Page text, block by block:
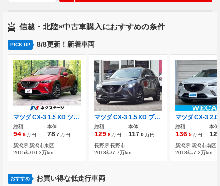
信越・北陸×中古車購入におすすめの条件
PICK UP 8/8更新！新着車両
マツダ CX-3 1.5 XD ツーリング ディーゼルターボ 4WD 4WD ディーゼル ターボ 禁煙車
総額
94 .9万円
本体
78 .7万円
新潟県 新潟市東区
2015年/10.3万km
マツダ CX-3 1.5 XD プロアクティブ ディーゼルターボ 4WD 禁煙 ドラレコ ETC バックカメラ
総額
129 .8万円
本体
117 .0万円
長野県 長野市
2018年/7.7万km
総額
136 .5万円
本体
新潟県 新潟市南区
2018年/7.2万km
おすすめ お買い得な低走行車両